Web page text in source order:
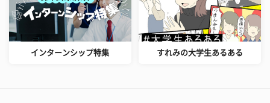
インターンシップ特集 すれみの大学生あるある